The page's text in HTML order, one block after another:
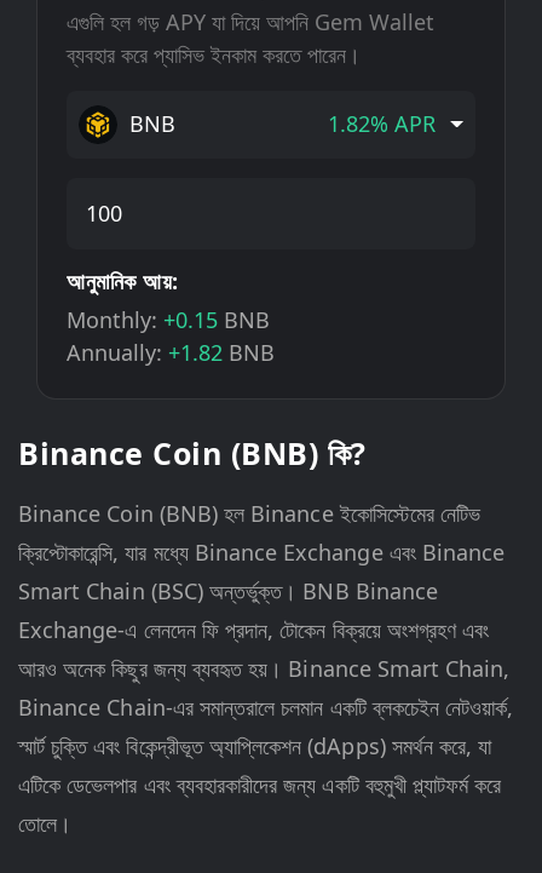
এগুলি হল গড় APY যা দিয়ে আপনি Gem Wallet
ব্যবহার করে প্যাসিভ ইনকাম করতে পারেন।
BNB 1.82% APR
আনুমানিক আয়:
Monthly: +0.15 BNB
Annually: +1.82 BNB
Binance Coin (BNB) কি?
Binance Coin (BNB) হল Binance ইকোসিস্টেমের নেটিভ
ক্রিপ্টোকারেন্সি, যার মধ্যে Binance Exchange এবং Binance
Smart Chain (BSC) অন্তর্ভুক্ত। BNB Binance
Exchange-এ লেনদেন ফি প্রদান, টোকেন বিক্রয়ে অংশগ্রহণ এবং
আরও অনেক কিছুর জন্য ব্যবহৃত হয়। Binance Smart Chain,
Binance Chain-এর সমান্তরালে চলমান একটি ব্লকচেইন নেটওয়ার্ক,
স্মার্ট চুক্তি এবং বিকেন্দ্রীভূত অ্যাপ্লিকেশন (dApps) সমর্থন করে, যা
এটিকে ডেভেলপার এবং ব্যবহারকারীদের জন্য একটি বহুমুখী প্ল্যাটফর্ম করে
তোলে।